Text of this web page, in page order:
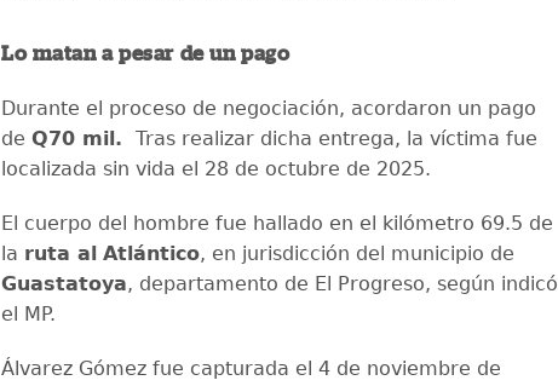
Lo matan a pesar de un pago
Durante el proceso de negociación, acordaron un pago
de Q70 mil.
Tras realizar dicha entrega, la víctima fue
localizada sin vida el 28 de octubre de 2025.
El cuerpo del hombre fue hallado en el kilómetro 69.5 de
la ruta al Atlántico, en jurisdicción del municipio de
Guastatoya, departamento de El Progreso, según indicó
el MP.
Álvarez Gómez fue capturada el 4 de noviembre de